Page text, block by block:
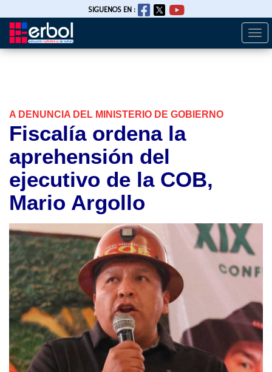
Pasar
SIGUENOS EN :
A DENUNCIA DEL MINISTERIO DE GOBIERNO
Fiscalía ordena la
aprehensión del
ejecutivo de la COB,
Mario Argollo